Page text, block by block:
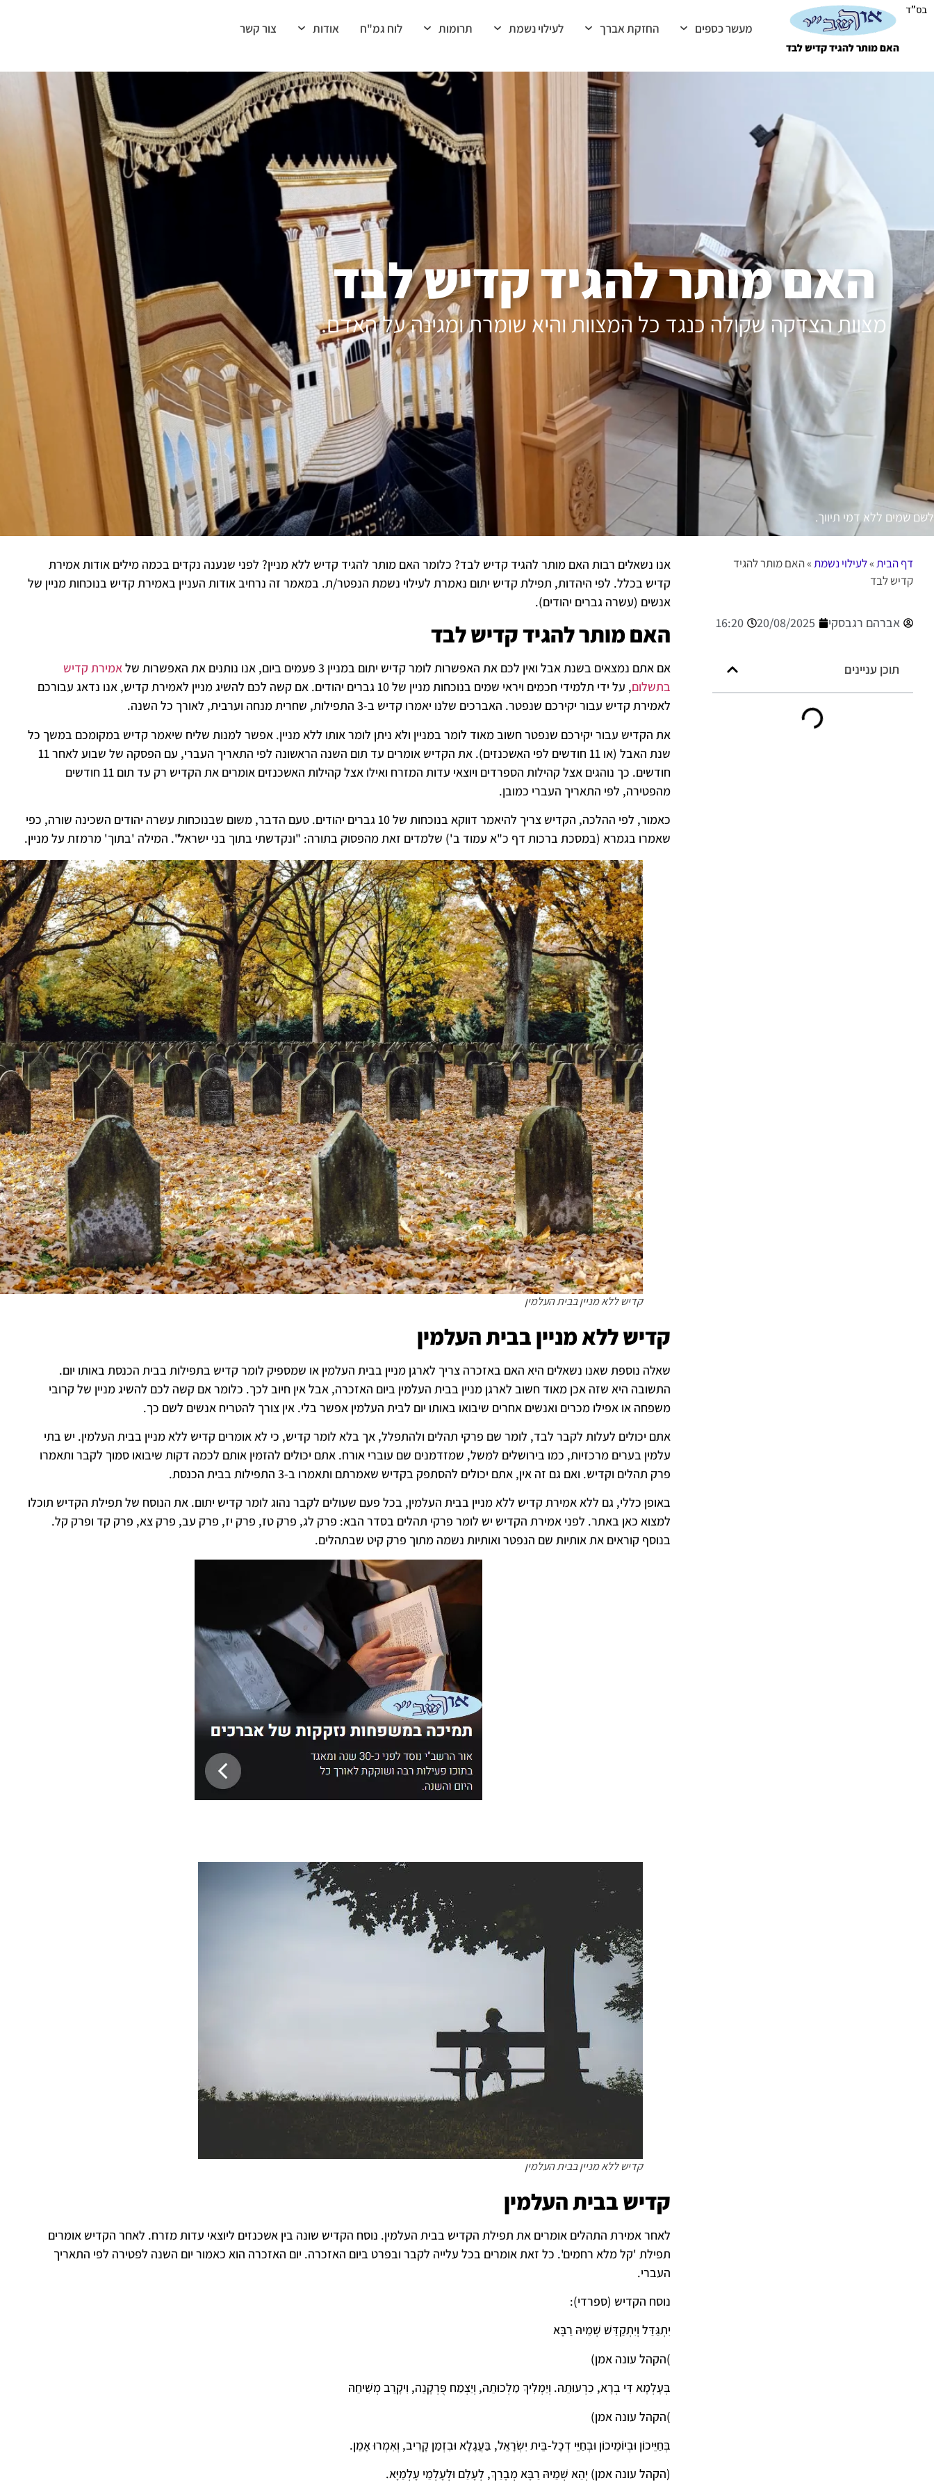
בס"ד
האם מותר להגיד קדיש לבד
מעשר כספים החזקת אברך לעילוי נשמת תרומות לוח גמ"ח אודות צור קשר
האם מותר להגיד קדיש לבד
מצוות הצדקה שקולה כנגד כל המצוות והיא שומרת ומגינה על האדם.
דף הבית»לעילוי נשמת»האם מותר להגיד
קדיש לבד
אברהם רגבסקי 20/08/2025
16:20
תוכן עניינים
אנו נשאלים רבות האם מותר להגיד קדיש לבד? כלומר האם מותר להגיד קדיש ללא מניין? לפני שנענה נקדים בכמה מילים אודות אמירת
קדיש בכלל. לפי היהדות, תפילת קדיש יתום נאמרת לעילוי נשמת הנפטר/ת. במאמר זה נרחיב אודות העניין באמירת קדיש בנוכחות מניין של
אנשים (עשרה גברים יהודים).
האם מותר להגיד קדיש לבד
אם אתם נמצאים בשנת אבל ואין לכם את האפשרות לומר קדיש יתום במניין 3 פעמים ביום, אנו נותנים את האפשרות של
אמירת קדיש
בתשלום
, על ידי תלמידי חכמים ויראי שמים בנוכחות מניין של 10 גברים יהודים. אם קשה לכם להשיג מניין לאמירת קדיש, אנו נדאג עבורכם
לאמירת קדיש עבור יקירכם שנפטר. האברכים שלנו יאמרו קדיש ב-3 התפילות, שחרית מנחה וערבית, לאורך כל השנה.
את הקדיש עבור יקירכם שנפטר חשוב מאוד לומר במניין ולא ניתן לומר אותו ללא מניין. אפשר למנות שליח שיאמר קדיש במקומכם במשך כל
שנת האבל (או 11 חודשים לפי האשכנזים). את הקדיש אומרים עד תום השנה הראשונה לפי התאריך העברי, עם הפסקה של שבוע לאחר 11
חודשים. כך נוהגים אצל קהילות הספרדים ויוצאי עדות המזרח ואילו אצל קהילות האשכנזים אומרים את הקדיש רק עד תום 11 חודשים
מהפטירה, לפי התאריך העברי כמובן.
כאמור, לפי ההלכה, הקדיש צריך להיאמר דווקא בנוכחות של 10 גברים יהודים. טעם הדבר, משום שבנוכחות עשרה יהודים השכינה שורה, כפי
שאמרו בגמרא (במסכת ברכות דף כ"א עמוד ב') שלמדים זאת מהפסוק בתורה: "ונקדשתי בתוך בני ישראל". המילה 'בתוך' מרמזת על מניין.
קדיש ללא מניין בבית העלמין
קדיש ללא מניין בבית העלמין
שאלה נוספת שאנו נשאלים היא האם באזכרה צריך לארגן מניין בבית העלמין או שמספיק לומר קדיש בתפילות בבית הכנסת באותו יום.
התשובה היא שזה אכן מאוד חשוב לארגן מניין בבית העלמין ביום האזכרה, אבל אין חיוב לכך. כלומר אם קשה לכם להשיג מניין של קרובי
משפחה או אפילו מכרים ואנשים אחרים שיבואו באותו יום לבית העלמין אפשר בלי. אין צורך להטריח אנשים לשם כך.
אתם יכולים לעלות לקבר לבד, לומר שם פרקי תהלים ולהתפלל, אך בלא לומר קדיש, כי לא אומרים קדיש ללא מניין בבית העלמין. יש בתי
עלמין בערים מרכזיות, כמו בירושלים למשל, שמזדמנים שם עוברי אורח. אתם יכולים להזמין אותם לכמה דקות שיבואו סמוך לקבר ותאמרו
פרק תהלים וקדיש. ואם גם זה אין, אתם יכולים להסתפק בקדיש שאמרתם ותאמרו ב-3 התפילות בבית הכנסת.
באופן כללי, גם ללא אמירת קדיש ללא מניין בבית העלמין, בכל פעם שעולים לקבר נהוג לומר קדיש יתום. את הנוסח של תפילת הקדיש תוכלו
למצוא כאן באתר. לפני אמירת הקדיש יש לומר פרקי תהלים בסדר הבא: פרק לג, פרק טז, פרק יז, פרק עב, פרק צא, פרק קד ופרק קל.
בנוסף קוראים את אותיות שם הנפטר ואותיות נשמה מתוך פרק קיט שבתהלים.
קדיש ללא מניין בבית העלמין
קדיש בבית העלמין
לאחר אמירת התהלים אומרים את תפילת הקדיש בבית העלמין. נוסח הקדיש שונה בין אשכנזים ליוצאי עדות מזרח. לאחר הקדיש אומרים
תפילת 'קל מלא רחמים'. כל זאת אומרים בכל עלייה לקבר ובפרט ביום האזכרה. יום האזכרה הוא כאמור יום השנה לפטירה לפי התאריך
העברי.
נוסח הקדיש (ספרדי):
יִתְגַּדַּל וְיִתְקַדַּשׁ שְׁמֵיהּ רַבָּא
)הקהל עונה אמן)
בְּעָלְמָא דִּי בְרָא, כִרְעוּתֵהּ. וְיַמְלִיךְ מַלְכוּתֵהּ, וְיַצְמַח פֻּרְקָנֵה, וִיקָרֵב מְשִׁיחֵהּ
)הקהל עונה אמן)
בְּחַיֵּיכוֹן וּבְיוֹמֵיכוֹן וּבְחַיֵּי דְכָל-בֵּית יִשְׂרָאֵל, בַּעֲגָלָא וּבִזְמַן קָרִיב, וְאִמְרוּ אָמֵן.
(הקהל עונה אמן) יְהֵא שְׁמֵיהּ רַבָּא מְבָרַךְ, לְעָלַם וּלְעָלְמֵי עָלְמַיָּא.